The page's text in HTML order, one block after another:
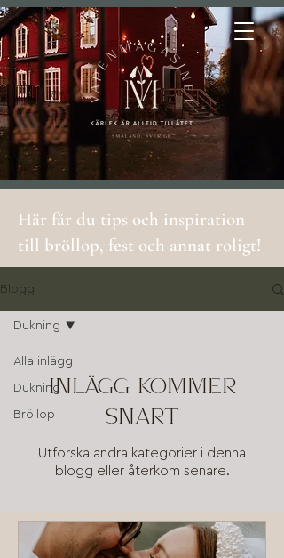
Här får du tips och inspiration
till bröllop, fest och annat roligt!
Blogg
Alla inlägg
Dukning
Bröllop
Dukning
Inlägg kommer
snart
Utforska andra kategorier i denna
blogg eller återkom senare.